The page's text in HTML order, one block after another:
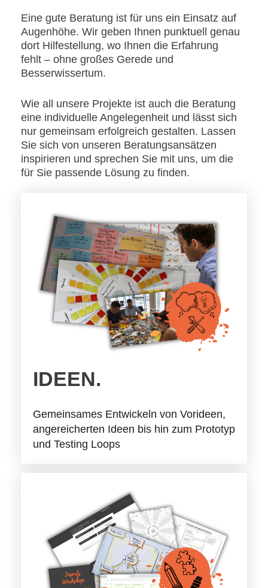
Eine gute Beratung ist für uns ein Einsatz auf
Augenhöhe. Wir geben Ihnen punktuell genau
dort Hilfestellung, wo Ihnen die Erfahrung
fehlt – ohne großes Gerede und
Besserwissertum.
Wie all unsere Projekte ist auch die Beratung
eine individuelle Angelegenheit und lässt sich
nur gemeinsam erfolgreich gestalten. Lassen
Sie sich von unseren Beratungsansätzen
inspirieren und sprechen Sie mit uns, um die
für Sie passende Lösung zu finden.
IDEEN.
Gemeinsames Entwickeln von Vorideen,
angereicherten Ideen bis hin zum Prototyp
und Testing Loops